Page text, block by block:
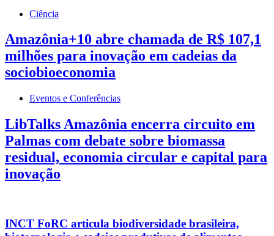
Ciência
Amazônia+10 abre chamada de R$ 107,1
milhões para inovação em cadeias da
sociobioeconomia
Eventos e Conferências
LibTalks Amazônia encerra circuito em
Palmas com debate sobre biomassa
residual, economia circular e capital para
inovação
INCT FoRC articula biodiversidade brasileira,